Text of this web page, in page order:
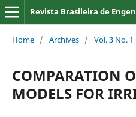
Revista Brasileira de
Home / Archives / Vol. 3 No. 1
COMPARATION
MODELS FOR